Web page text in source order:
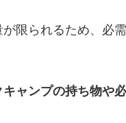
限られるため、必
ャンプの持ち物や